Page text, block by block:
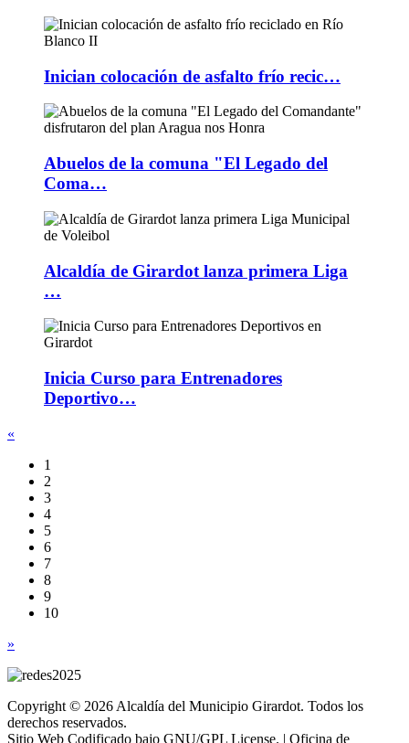
Inician colocación de asfalto frío recic…
Abuelos de la comuna "El Legado del
Coma…
Alcaldía de Girardot lanza primera Liga
…
Inicia Curso para Entrenadores
Deportivo…
«
1
2
3
4
5
6
7
8
9
10
»
Copyright © 2026 Alcaldía del Municipio Girardot. Todos los
derechos reservados.
Sitio Web Codificado bajo GNU/GPL License. | Oficina de